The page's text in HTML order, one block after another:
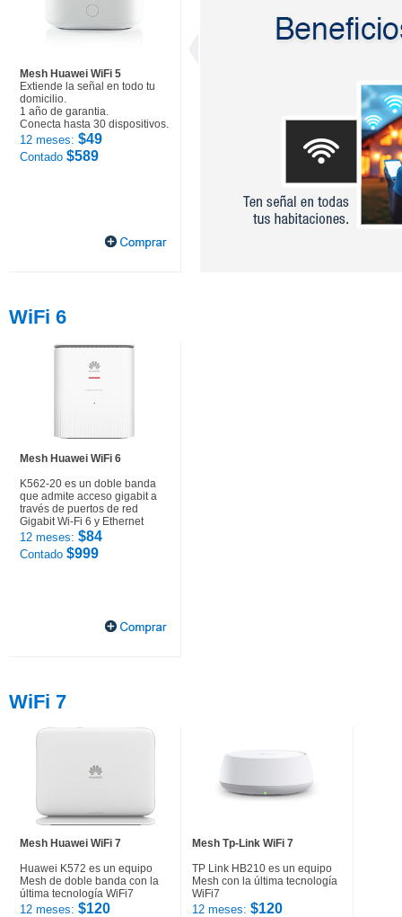
Mesh Huawei WiFi 5
Extiende la señal en todo tu
domicilio.
1 año de garantia.
Conecta hasta 30 dispositivos.
12 meses: $49
Contado $589
WiFi 6
Mesh Huawei WiFi 6
K562-20 es un doble banda
que admite acceso gigabit a
través de puertos de red
Gigabit Wi-Fi 6 y Ethernet
12 meses: $84
Contado $999
WiFi 7
Mesh Huawei WiFi 7
Huawei K572 es un equipo
Mesh de doble banda con la
última tecnología WiFi7
12 meses: $120
Mesh Tp-Link WiFi 7
TP Link HB210 es un equipo
Mesh con la última tecnología
WiFi7
12 meses: $120